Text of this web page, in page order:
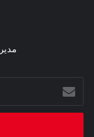
بريدك
الإلكتروني